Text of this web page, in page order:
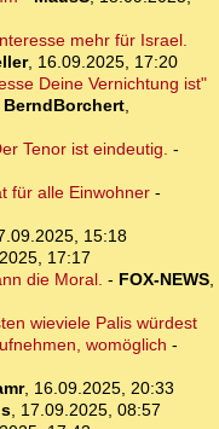
mehr für Israel.
, 16.09.2025, 17:20
Deine Vernichtung ist"
BerndBorchert,
Tenor ist eindeutig. -
für alle Einwohner-
15:18
17:17
die Moral. - FOX-NEWS,
wieviele Palis würdest
womöglich -
, 16.09.2025, 20:33
, 17.09.2025, 08:57